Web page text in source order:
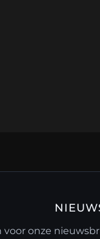
voor onze